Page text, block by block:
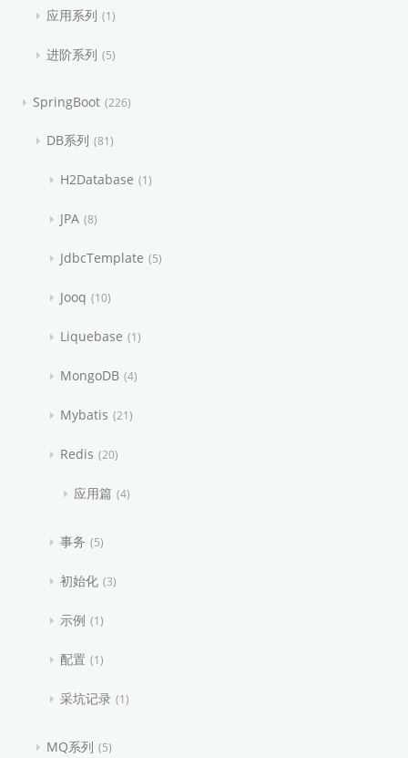
应用系列 1
进阶系列 5
SpringBoot 226
DB系列 81
H2Database 1
JPA 8
JdbcTemplate 5
Jooq 10
Liquebase 1
MongoDB 4
Mybatis 21
Redis 20
应用篇 4
事务 5
初始化 3
示例 1
配置 1
采坑记录 1
MQ系列 5